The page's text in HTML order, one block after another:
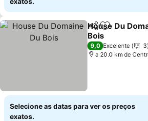
PartilharAdicionar
House Du
Bois
Ver preços
9,0 Excelente
3
a 20.0 km de
Selecione as datas para ver os preços
exatos.